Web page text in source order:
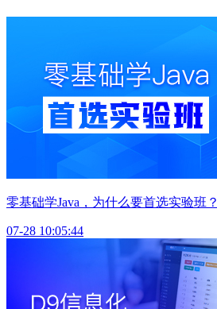
零基础学Java，为什么要首选实验班？
07-28 10:05:44